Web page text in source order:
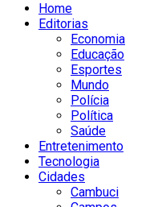
Home
Editorias
Economia
Educação
Esportes
Mundo
Polícia
Política
Saúde
Entretenimento
Tecnologia
Cidades
Cambuci